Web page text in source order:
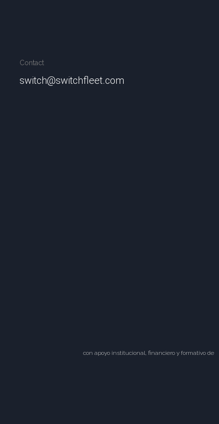
Contact
switch@switchfleet.com
con apoyo institucional, financiero y formativo de